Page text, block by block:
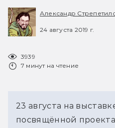
Александр
24 августа 2019 г.
3939
7 минут на чтение
23 августа на
посвящённой